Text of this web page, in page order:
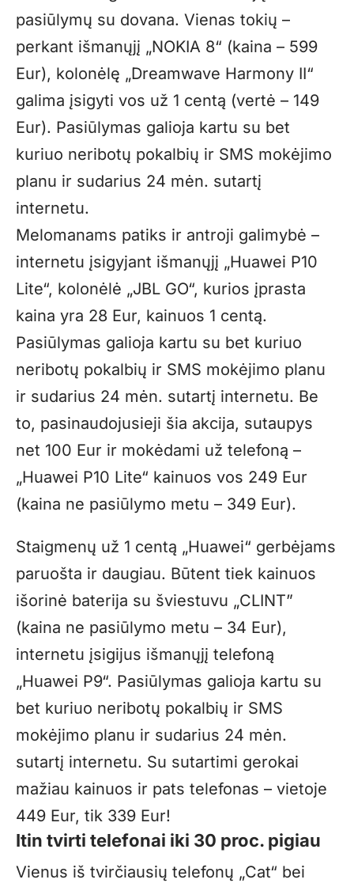
pasiūlymų su dovana. Vienas tokių –
perkant išmanųjį „NOKIA 8“ (kaina – 599
Eur), kolonėlę „Dreamwave Harmony II“
galima įsigyti vos už 1 centą (vertė – 149
Eur). Pasiūlymas galioja kartu su bet
kuriuo neribotų pokalbių ir SMS mokėjimo
planu ir sudarius 24 mėn. sutartį
internetu.
Melomanams patiks ir antroji galimybė –
internetu įsigyjant išmanųjį „Huawei P10
Lite“, kolonėlė „JBL GO“, kurios įprasta
kaina yra 28 Eur, kainuos 1 centą.
Pasiūlymas galioja kartu su bet kuriuo
neribotų pokalbių ir SMS mokėjimo planu
ir sudarius 24 mėn. sutartį internetu. Be
to, pasinaudojusieji šia akcija, sutaupys
net 100 Eur ir mokėdami už telefoną –
„Huawei P10 Lite“ kainuos vos 249 Eur
(kaina ne pasiūlymo metu – 349 Eur).
Staigmenų už 1 centą „Huawei“ gerbėjams
paruošta ir daugiau. Būtent tiek kainuos
išorinė baterija su šviestuvu „CLINT”
(kaina ne pasiūlymo metu – 34 Eur),
internetu įsigijus išmanųjį telefoną
„Huawei P9“. Pasiūlymas galioja kartu su
bet kuriuo neribotų pokalbių ir SMS
mokėjimo planu ir sudarius 24 mėn.
sutartį internetu. Su sutartimi gerokai
mažiau kainuos ir pats telefonas – vietoje
449 Eur, tik 339 Eur!
Itin tvirti telefonai iki 30 proc. pigiau
Vienus iš tvirčiausių telefonų „Cat“ bei